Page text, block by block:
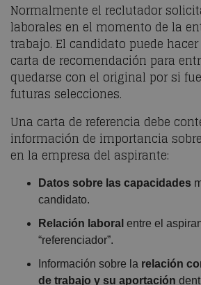
Normalmente el reclutador
laborales en el momento de la
trabajo. El candidato puede
carta de recomendación para
quedarse con el original por si
futuras selecciones.
Una carta de referencia debe
información de importancia
en la empresa del aspirante:
Datos sobre las capacidades
candidato.
Relación laboral entre el
“referenciador”.
Información sobre la relación
de trabajo y su aportación